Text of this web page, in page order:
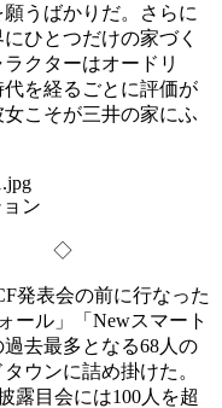
うばかりだ。さらに
ひとつだけの家づく
クターはオードリ
を経るごとに評価が
こそが三井の家にふ
ン
◇
発表会の前に行なった
ール」「Newスマート
去最多となる68人の
ウンに詰め掛けた。
露目会には100人を超